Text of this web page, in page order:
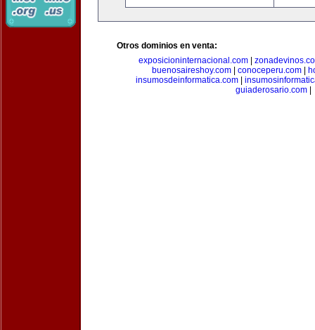
Otros dominios en venta:
exposicioninternacional.com
buenosaireshoy.com| conoceperu.com|
insumosdeinformatica.com|
guiaderosario.com